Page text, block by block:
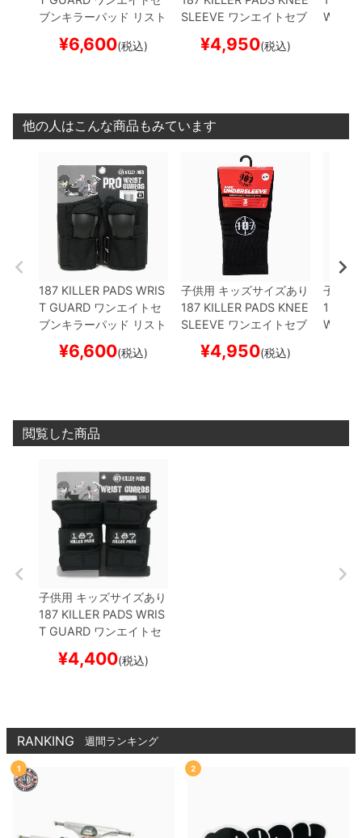
ブンキラーパッド リスト
IST GUARDBLACKプロ
¥6,600(税込)
SLEEVE ワンエイトセブ
ーブKNEE UNDERSLEE
ド スケボー
¥4,950(税込)
W PAD
他の人はこんな商品もみています
187 KILLER PADS WRIS
T GUARD ワンエイトセ
ブンキラーパッド リスト
ガード（手首）
IST GUARDBLACKプロ
¥6,600(税込)
子供用 キッズサイズあり
187 KILLER PADS KNEE
SLEEVE ワンエイトセブ
ンキラーパッド
ーブKNEE UNDERSLEE
¥4,950(税込)
子供用
187
W PAD
閲覧した商品
子供用 キッズサイズあり
187 KILLER PADS WRIS
T GUARD ワンエイトセ
ブンキラーパッド
ガード（手首）WRIST
¥4,400(税込)
RANKING 週間ランキング
1 2